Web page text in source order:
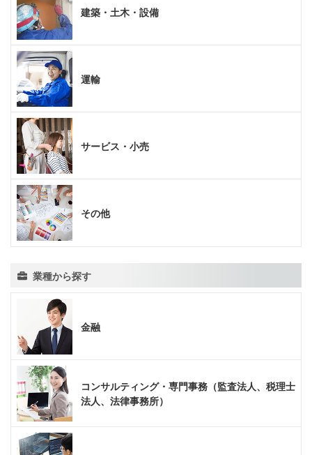
建築・土木・設備
運輸
サービス・小売
その他
業種から探す
金融
コンサルティング・専門事務（監査法人、税理士
法人、法律事務所）